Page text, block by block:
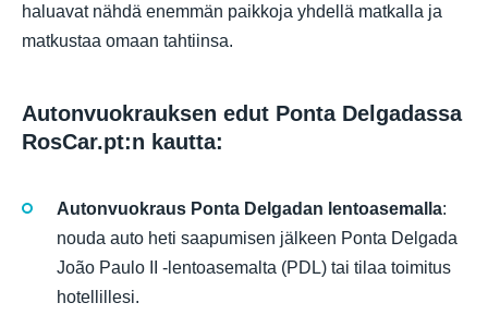
haluavat nähdä enemmän paikkoja yhdellä matkalla ja
matkustaa omaan tahtiinsa.
Autonvuokrauksen edut Ponta Delgadassa
RosCar.pt:n kautta:
Autonvuokraus Ponta Delgadan lentoasemalla:
nouda auto heti saapumisen jälkeen Ponta Delgada
João Paulo II -lentoasemalta (PDL) tai tilaa toimitus
hotellillesi.